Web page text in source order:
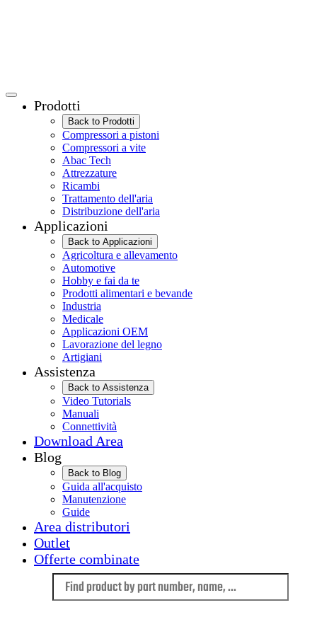
Prodotti
Back to Prodotti
Compressori a pistoni
Compressori a vite
Abac Tech
Attrezzature
Ricambi
Trattamento dell'aria
Distribuzione dell'aria
Applicazioni
Back to Applicazioni
Agricoltura e allevamento
Automotive
Hobby e fai da te
Prodotti alimentari e bevande
Industria
Medicale
Applicazioni OEM
Lavorazione del legno
Artigiani
Assistenza
Back to Assistenza
Video Tutorials
Manuali
Connettività
Download Area
Blog
Back to Blog
Guida all'acquisto
Manutenzione
Guide
Area distributori
Outlet
Offerte combinate